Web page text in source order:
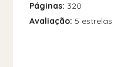
Páginas: 320
Avaliação: 5 estrelas